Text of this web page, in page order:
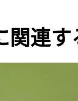
関連